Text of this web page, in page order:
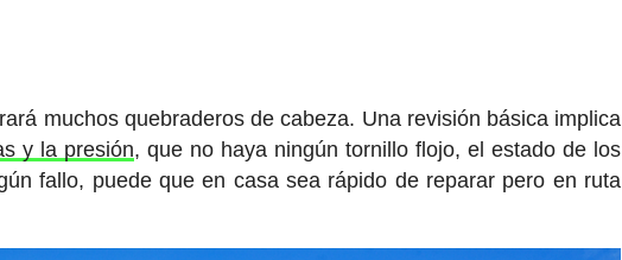
muchos quebraderos de cabeza. Una revisión básica implica
y la presión, que no haya ningún tornillo flojo, el estado de los
fallo, puede que en casa sea rápido de reparar pero en ruta